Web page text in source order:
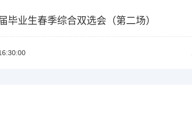
毕业生春季综合双选会（第二场）